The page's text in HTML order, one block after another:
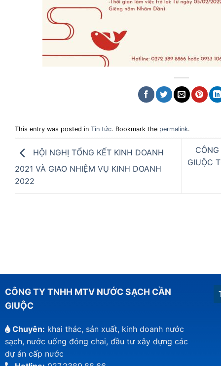
This entry was posted in Tin tức. Bookmark the permalink.
HỘI NGHỊ TỔNG KẾT KINH DOANH
2021 VÀ GIAO NHIỆM VỤ KINH DOANH
2022
GIUỘC
CÔNG TY TNHH MTV NƯỚC SẠCH CẦN
GIUỘC
Chuyên: khai thác, sản xuất, kinh doanh nước
sạch, nước uống đóng chai, đầu tư xây dựng các
dự án cấp nước